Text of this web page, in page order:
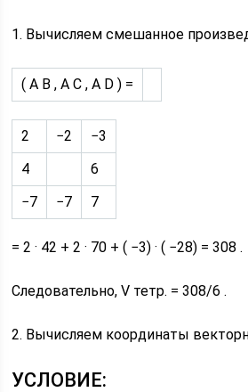
1. Вычисляем смешанное
( A B , A C , A D ) =
2 −2
−3
4
6
−7
−7 7
= 2 · 42 + 2 · 70 + ( −3) · ( −28) = 308 .
Следовательно, V тетр. = 308/6 .
2. Вычисляем координаты
УСЛОВИЕ: